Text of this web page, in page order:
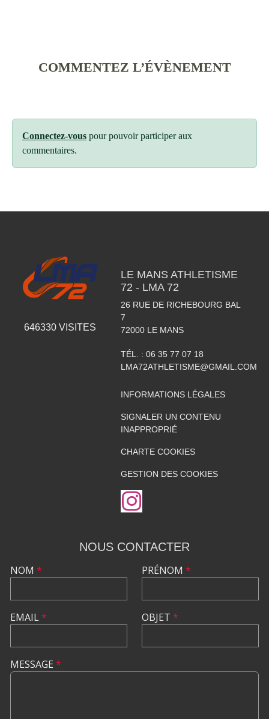
COMMENTEZ L’ÉVÈNEMENT
Connectez-vous pour pouvoir participer aux
commentaires.
646330 VISITES
LE MANS ATHLETISME
72 - LMA 72
26 RUE DE RICHEBOURG BAL
7
72000 LE MANS
TÉL. : 06 35 77 07 18
LMA72ATHLETISME@GMAIL.COM
INFORMATIONS LÉGALES
SIGNALER UN CONTENU
INAPPROPRIÉ
CHARTE COOKIES
GESTION DES COOKIES
NOUS CONTACTER
NOM *
EMAIL*
PRÉNOM *
OBJET *
MESSAGE *